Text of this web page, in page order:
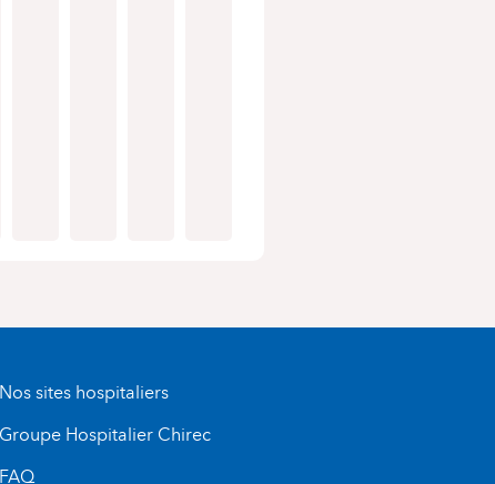
Nos sites hospitaliers
Groupe Hospitalier Chirec
FAQ